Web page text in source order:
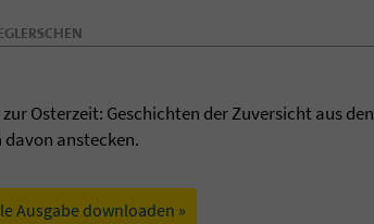
Osterzeit: Geschichten der Zuversicht aus den
davon anstecken.
Ausgabe downloaden »